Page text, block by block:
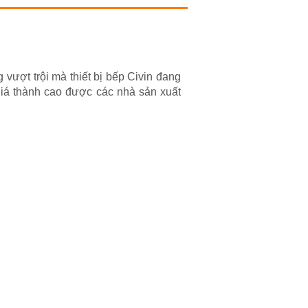
trội mà thiết bị bếp Civin đang
thành cao được các nhà sản xuất